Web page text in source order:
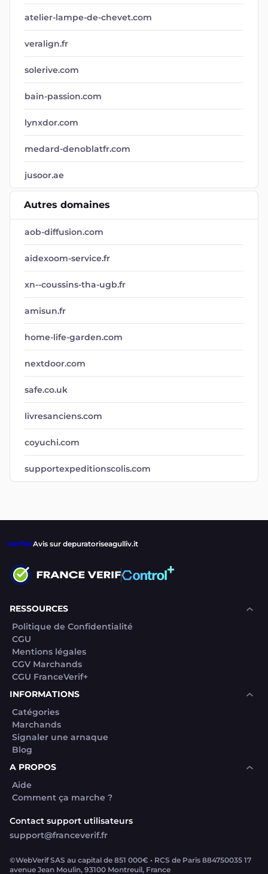
atelier-lampe-de-chevet.com
veralign.fr
solerive.com
bain-passion.com
lynxdor.com
medard-denoblatfr.com
jusoor.ae
Autres domaines
aob-diffusion.com
aidexoom-service.fr
xn--coussins-tha-ugb.fr
amisun.fr
home-life-garden.com
nextdoor.com
safe.co.uk
livresanciens.com
coyuchi.com
supportexpeditionscolis.com
VerifierAvis sur depuratoriseagulliv.it
RESSOURCES
Politique de Confidentialité
CGU
Mentions légales
CGV Marchands
CGU FranceVerif+
INFORMATIONS
Catégories
Marchands
Signaler une arnaque
Blog
A PROPOS
Aide
Comment ça marche ?
Contact support utilisateurs
support@franceverif.fr
©WebVerif SAS au capital de 851 000€ • RCS de Paris 884750035 17
avenue Jean Moulin, 93100 Montreuil, France